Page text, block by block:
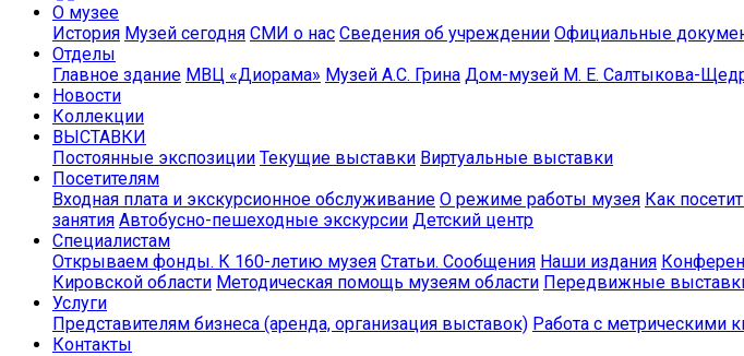
О музее
История Музей сегодня СМИ о нас Сведения об учреждении Официальные
Отделы
Главное здание МВЦ «Диорама» Музей А.С. Грина Дом-музей М. Е. Салтыкова-
Новости
Коллекции
ВЫСТАВКИ
Постоянные экспозиции Текущие выставки Виртуальные выставки
Посетителям
Входная плата и экскурсионное обслуживание О режиме работы музея Как
занятия Автобусно-пешеходные экскурсии Детский центр
Специалистам
Открываем фонды. К 160-летию музея Статьи. Сообщения Наши издания
Кировской области Методическая помощь музеям области Передвижные
Услуги
Представителям бизнеса (аренда, организация выставок) Работа с метрическими
Контакты